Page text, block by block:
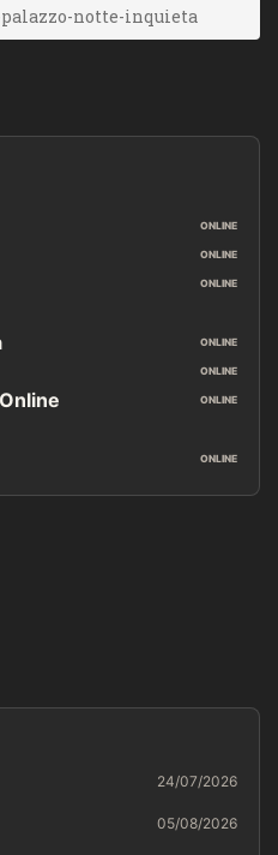
notte-inquieta
ONLINE
ONLINE
ONLINE
ONLINE
ONLINE
ONLINE
ONLINE
24/07/2026
05/08/2026